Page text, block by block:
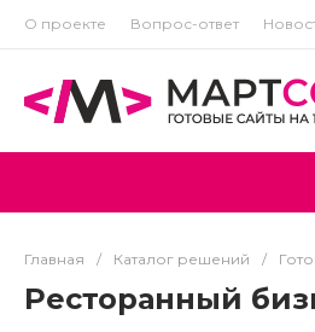
О проекте Вопрос-ответ
Главная / Каталог решений /
Ресторанный